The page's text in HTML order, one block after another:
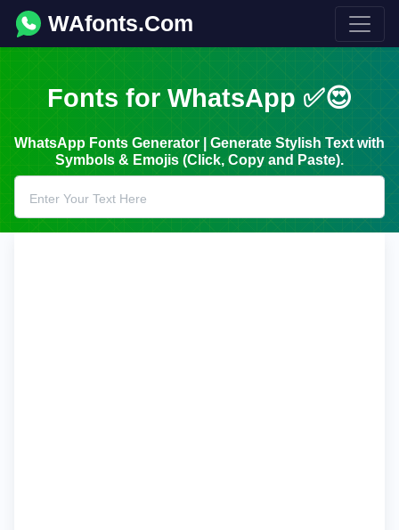
WAfonts.Com
Fonts for WhatsApp ✅😍
WhatsApp Fonts Generator | Generate Stylish Text with
Symbols & Emojis (Click, Copy and Paste).